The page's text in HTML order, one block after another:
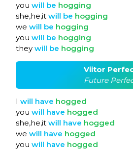
you will be hogging
she,he,it will be hogging
we will be hogging
you will be hogging
they will be hogging
Viitor
Future
I will have hogged
you will have hogged
she,he,it will have hogged
we will have hogged
you will have hogged